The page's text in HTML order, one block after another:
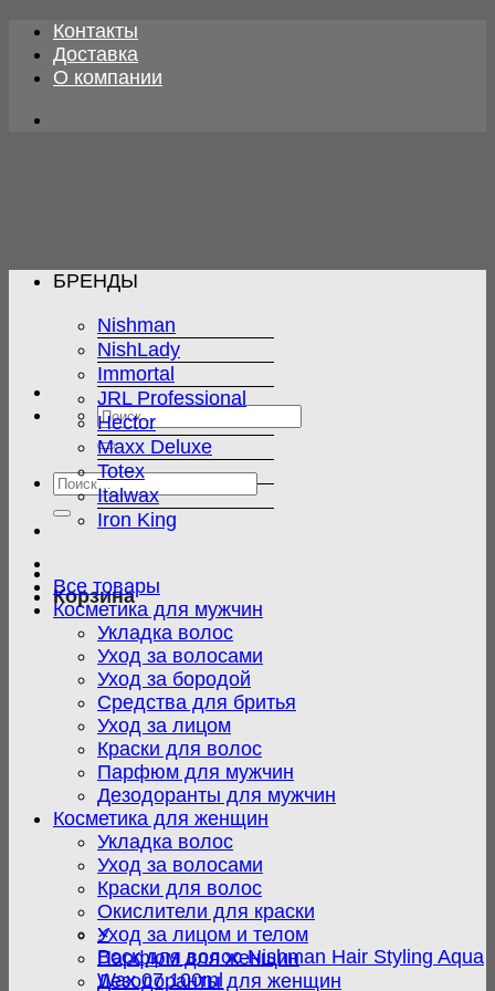
Skip
content
Контакты
Доставка
О компании
Искать:
Искать:
Корзина
×
Воск для волос Nishman Hair Styling Aqua
Wax 07 100ml
БРЕНДЫ
Nishman
NishLady
Immortal
JRL Professional
Hector
Maxx Deluxe
Totex
Italwax
Iron King
Все товары
Косметика для мужчин
Укладка волос
Уход за волосами
Уход за бородой
Средства для бритья
Уход за лицом
Краски для волос
Парфюм для мужчин
Дезодоранты для мужчин
Косметика для женщин
Укладка волос
Уход за волосами
Краски для волос
Окислители для краски
Уход за лицом и телом
Парфюм для женщин
Дезодоранты для женщин